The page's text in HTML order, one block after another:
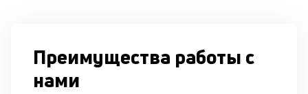
Преимущества работы с
нами